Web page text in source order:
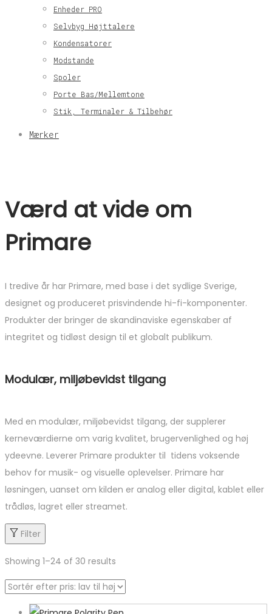
Enheder PRO
Selvbyg Højttalere
Kondensatorer
Modstande
Spoler
Porte Bas/Mellemtone
Stik, Terminaler & Tilbehør
Mærker
Værd at vide om
Primare
I tredive år har Primare, med base i det sydlige Sverige,
designet og produceret prisvindende hi-fi-komponenter.
Produkter der bringer de skandinaviske egenskaber af
integritet og tidløst design til et globalt publikum.
Modulær, miljøbevidst tilgang
Med en modulær, miljøbevidst tilgang, der supplerer
kerneværdierne om varig kvalitet, brugervenlighed og høj
ydeevne. Leverer Primare produkter til tidens voksende
behov for musik- og visuelle oplevelser. Primare har
løsningen, uanset om kilden er analog eller digital, kablet eller
trådløs, lagret eller streamet.
Filter
Showing 1–24 of 30 results